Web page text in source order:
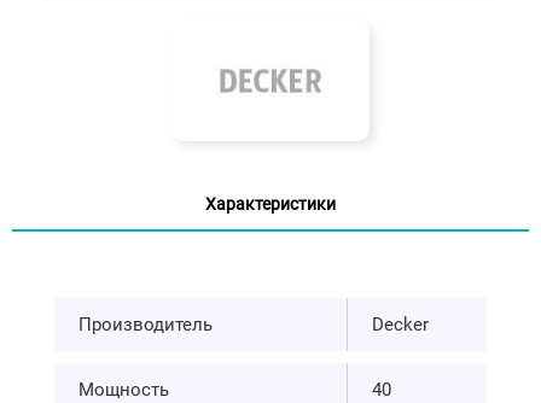
Характеристики
Производитель Decker
Мощность 40